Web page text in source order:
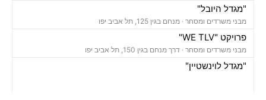
"מגדל היובל"
מבני משרדים ומסחר · מנחם בגין 125, תל אביב יפו
פרויקט "WE TLV"
מבני משרדים ומסחר · דרך מנחם בגין 150, תל אביב יפו
"מגדל לוינשטיין"